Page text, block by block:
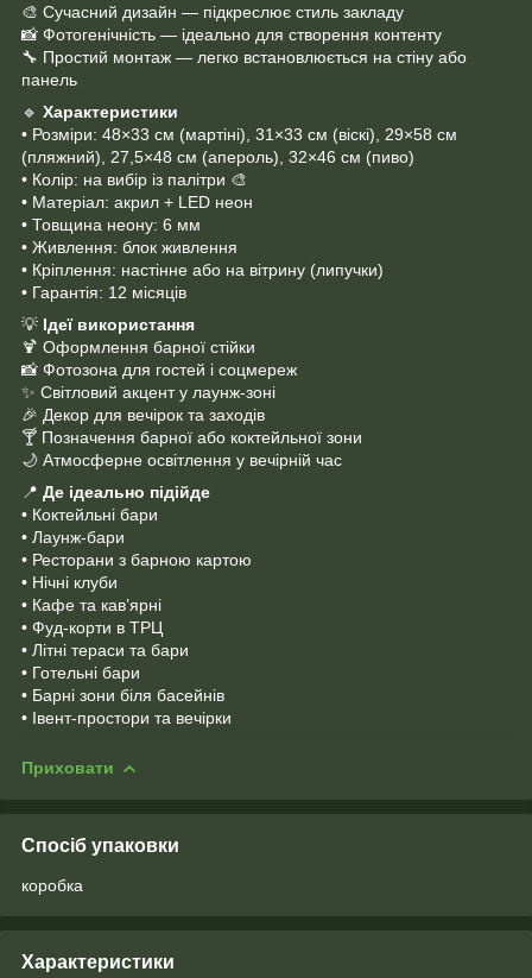
🎨 Сучасний дизайн — підкреслює стиль закладу
📸 Фотогенічність — ідеально для створення контенту
🔧 Простий монтаж — легко встановлюється на стіну або
панель
🔹 Характеристики
• Розміри: 48×33 см (мартіні), 31×33 см (віскі), 29×58 см
(пляжний), 27,5×48 см (апероль), 32×46 см (пиво)
• Колір: на вибір із палітри 🎨
• Матеріал: акрил + LED неон
• Товщина неону: 6 мм
• Живлення: блок живлення
• Кріплення: настінне або на вітрину (липучки)
• Гарантія: 12 місяців
💡 Ідеї використання
🍹 Оформлення барної стійки
📸 Фотозона для гостей і соцмереж
✨ Світловий акцент у лаунж-зоні
🎉 Декор для вечірок та заходів
🍸 Позначення барної або коктейльної зони
🌙 Атмосферне освітлення у вечірній час
📍 Де ідеально підійде
• Коктейльні бари
• Лаунж-бари
• Ресторани з барною картою
• Нічні клуби
• Кафе та кав’ярні
• Фуд-корти в ТРЦ
• Літні тераси та бари
• Готельні бари
• Барні зони біля басейнів
• Івент-простори та вечірки
Приховати
Спосіб упаковки
коробка
Характеристики